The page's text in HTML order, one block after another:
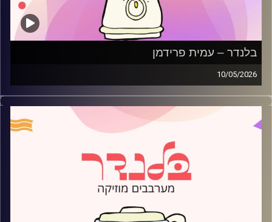
בלנדר – עמית פרידמן
10/05/2026
מוזיקה רגועה לפתוח איתה את הבוקר בהגשת עמית פרידמן
קרדיט תמונות:
AudioVersity